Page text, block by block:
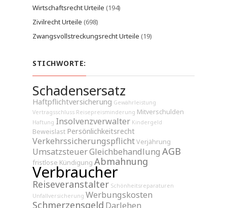
Wirtschaftsrecht Urteile (194)
Zivilrecht Urteile (698)
Zwangsvollstreckungsrecht Urteile (19)
STICHWORTE:
Schadensersatz
Haftpflichtversicherung Gewährleistung
Vertragsschluss Reisepreisminderung Mitverschulden
Haftung Insolvenzverwalter Kindergeld
Beweislast Persönlichkeitsrecht
VerkehrssicherungspflichtVerjährung
UmsatzsteuerGleichbehandlung AGB
fristlose Kündigung Abmahnung
Verbraucher
Reiseveranstalter Schönheitsreparaturen
Unfallversicherung Werbungskosten
Schmerzensgeld Darlehen